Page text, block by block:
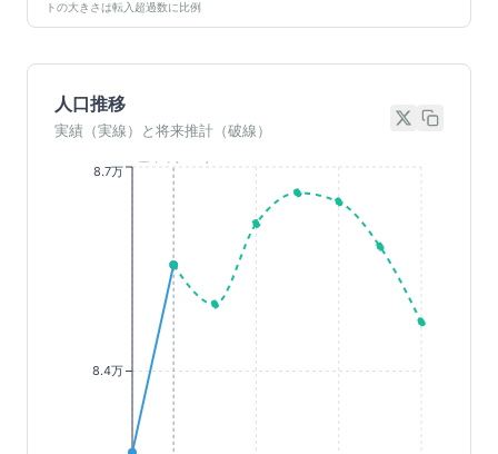
トの大きさは転入超過数に比例
人口推移
実績（実線）と将来推計（破線）
8.4万
8.7万